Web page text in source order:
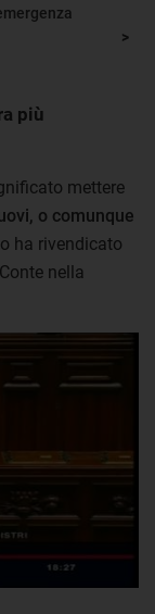
più
mettere
o comunque
ha rivendicato
nella